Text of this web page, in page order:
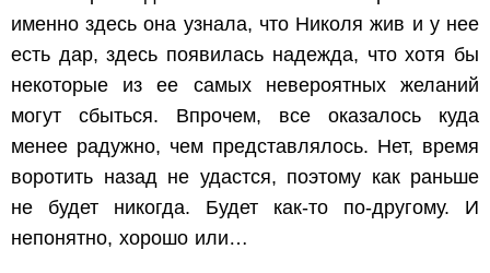
именно здесь она узнала, что Николя жив и у нее
есть дар, здесь появилась надежда, что хотя бы
некоторые из ее самых невероятных желаний
могут сбыться. Впрочем, все оказалось куда
менее радужно, чем представлялось. Нет, время
воротить назад не удастся, поэтому как раньше
не будет никогда. Будет как-то по-другому. И
непонятно, хорошо или…